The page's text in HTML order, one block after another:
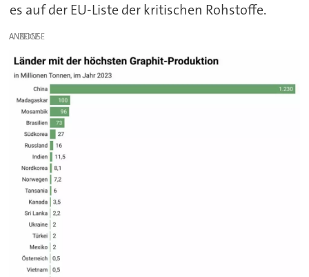
es auf der EU-Liste der kritischen Rohstoffe.
ANZEIGE